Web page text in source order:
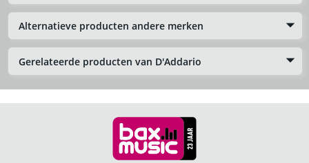
Alternatieve producten andere merken
Gerelateerde producten van D'Addario